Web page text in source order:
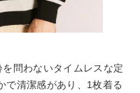
問わないタイムレスな定
で清潔感があり、1枚着る